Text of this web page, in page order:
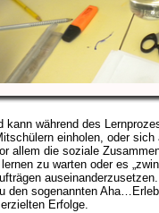
kann während des
einholen, oder
allem die soziale
zu warten oder es
den sogenannten
Erfolge.